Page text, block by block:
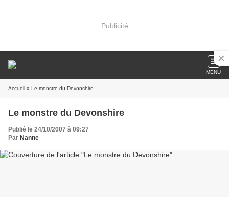
Publicité
MENU
Accueil » Le monstre du Devonshire
Le monstre du Devonshire
Publié le 24/10/2007 à 09:27
Par Nanne